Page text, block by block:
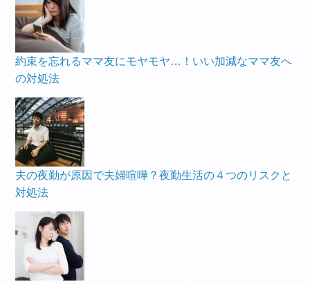
約束を忘れるママ友にモヤモヤ…！いい加減なママ友へ
の対処法
夫の夜勤が原因で夫婦喧嘩？夜勤生活の４つのリスクと
対処法